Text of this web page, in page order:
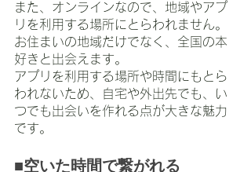
また、オンラインなので、地域やアプ
リを利用する場所にとらわれません。
お住まいの地域だけでなく、全国の本
好きと出会えます。
アプリを利用する場所や時間にもとら
われないため、自宅や外出先でも、い
つでも出会いを作れる点が大きな魅力
です。
■空いた時間で繋がれる